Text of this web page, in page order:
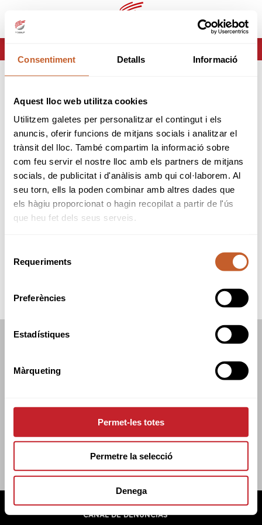
Consentiment Detalls Informació
Aquest lloc web utilitza cookies
Utilitzem galetes per personalitzar el contingut i els
anuncis, oferir funcions de mitjans socials i analitzar el
trànsit del lloc. També compartim la informació sobre
com feu servir el nostre lloc amb els partners de mitjans
socials, de publicitat i d'anàlisis amb qui col·laborem. Al
seu torn, ells la poden combinar amb altres dades que
els hàgiu proporcionat o hagin recopilat a partir de l'ús
que heu fet dels seus serveis.
Requeriments
Preferències
Estadístiques
Màrqueting
Permet-les totes
Permetre la selecció
Denega
es ca
Página no encontrada
Lo sentimos pero la página que estas buscando no
existe o ha cambiado.
volver
C/TUSET 32, 8A PLANTA. 08006 BCN
POLÍTICA DE COOKIES
POLÍTICA DE PRIVACIDAD
CANAL DE DENUNCIAS